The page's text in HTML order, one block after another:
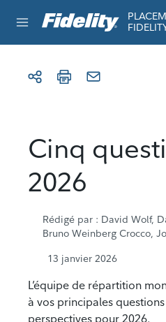
Cinq
2026
Rédigé par : David Wolf,
Bruno Weinberg Crocco,
13 janvier 2026
L’équipe de répartition
à vos principales
perspectives pour 2026.